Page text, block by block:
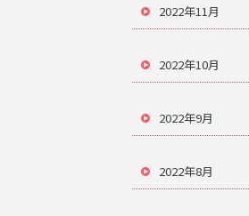
2022年11月
2022年10月
2022年9月
2022年8月